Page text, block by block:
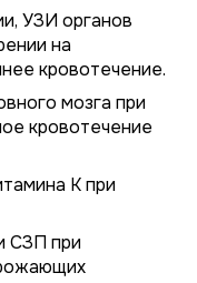
УЗИ органов
на
кровотечение.
мозга при
кровотечение
К при
СЗП при